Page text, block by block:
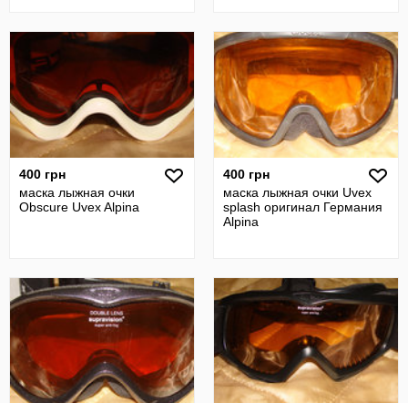
400 грн
маска лыжная очки
Obscure Uvex Alpina
400 грн
маска лыжная очки Uvex
splash оригинал Германия
Alpina